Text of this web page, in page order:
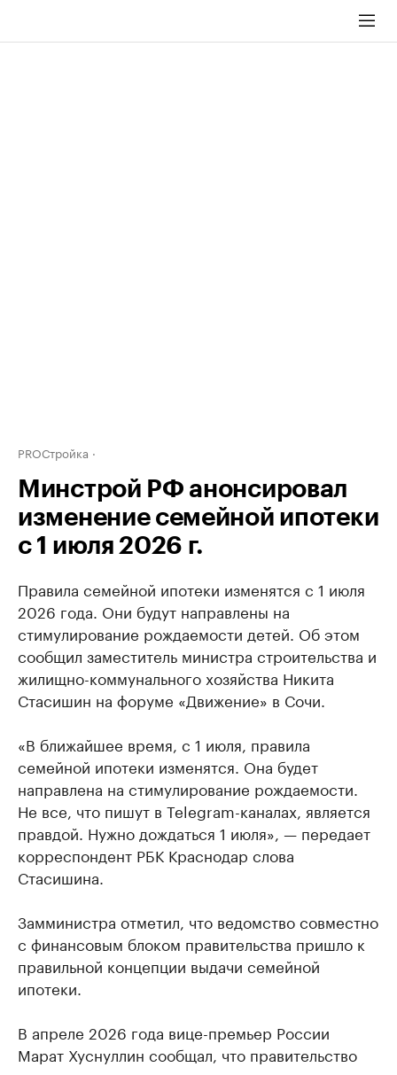
PROСтройка
Минстрой РФ анонсировал
изменение семейной ипотеки
с 1 июля 2026 г.
Правила семейной ипотеки изменятся с 1 июля
2026 года. Они будут направлены на
стимулирование рождаемости детей. Об этом
сообщил заместитель министра строительства и
жилищно-коммунального хозяйства Никита
Стасишин на форуме «Движение» в Сочи.
«В ближайшее время, с 1 июля, правила
семейной ипотеки изменятся. Она будет
направлена на стимулирование рождаемости.
Не все, что пишут в Telegram-каналах, является
правдой. Нужно дождаться 1 июля», — передает
корреспондент РБК Краснодар слова
Стасишина.
Замминистра отметил, что ведомство совместно
с финансовым блоком правительства пришло к
правильной концепции выдачи семейной
ипотеки.
В апреле 2026 года вице-премьер России
Марат Хуснуллин сообщал, что правительство